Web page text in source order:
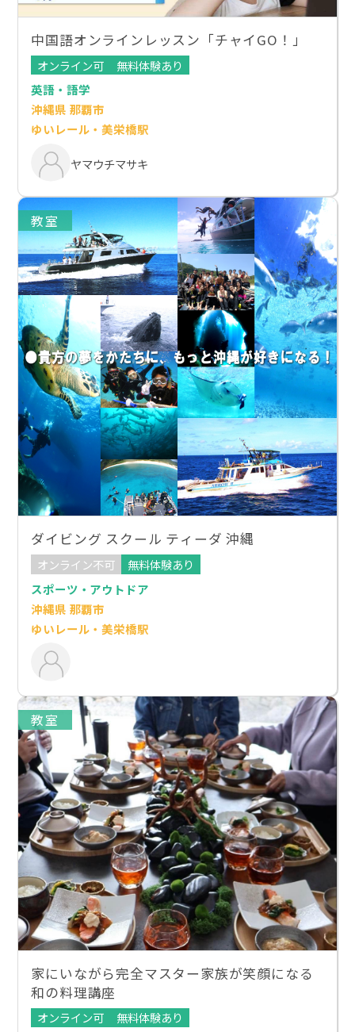
中国語オンラインレッスン「チャイGO！」
オンライン可
無料体験あり
英語・語学
沖縄県 那覇市
ゆいレール・美栄橋駅
ヤマウチマサキ
教室
ダイビング スクール ティーダ 沖縄
オンライン不可
無料体験あり
スポーツ・アウトドア
沖縄県 那覇市
ゆいレール・美栄橋駅
教室
家にいながら完全マスター家族が笑顔になる
和の料理講座
オンライン可
無料体験あり